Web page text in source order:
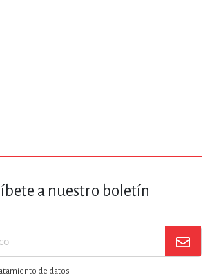
a nuestro boletín
de datos